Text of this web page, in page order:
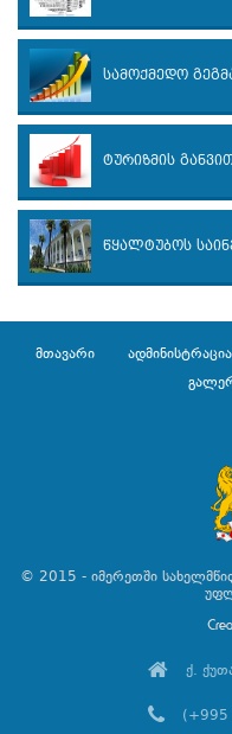
სამოქმედო
ტურიზმის
წყალტუბოს
მთავარი ადმინისტრაცია
© 2015 - იმერეთში
ქ.
(+995